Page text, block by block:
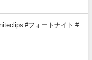
#フォートナイト #